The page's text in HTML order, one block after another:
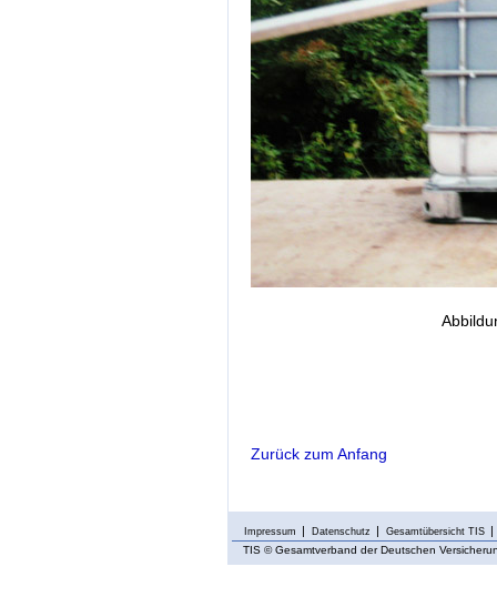
Zurück zum Anfang
Impressum Datenschutz Gesamtübersicht TIS
TIS © Gesamtverband der Deutschen